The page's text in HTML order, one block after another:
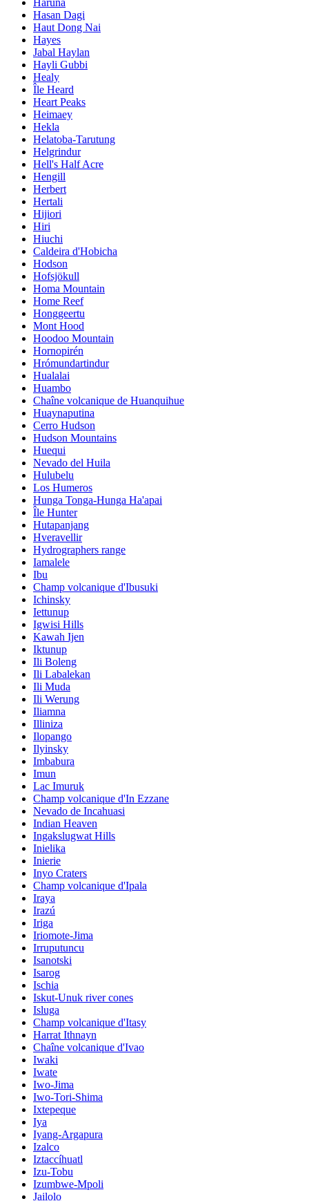
Hasan Dagi
Haut Dong Nai
Hayes
Jabal Haylan
Hayli Gubbi
Healy
Île Heard
Heart Peaks
Heimaey
Hekla
Helatoba-Tarutung
Helgrindur
Hell's Half Acre
Hengill
Herbert
Hertali
Hijiori
Hiri
Hiuchi
Caldeira d'Hobicha
Hodson
Hofsjökull
Homa Mountain
Home Reef
Honggeertu
Mont Hood
Hoodoo Mountain
Hornopirén
Hrómundartindur
Hualalai
Huambo
Chaîne volcanique de Huanquihue
Huaynaputina
Cerro Hudson
Hudson Mountains
Huequi
Nevado del Huila
Hulubelu
Los Humeros
Hunga Tonga-Hunga Ha'apai
Île Hunter
Hutapanjang
Hveravellir
Hydrographers range
Iamalele
Ibu
Champ volcanique d'Ibusuki
Ichinsky
Iettunup
Igwisi Hills
Kawah Ijen
Iktunup
Ili Boleng
Ili Labalekan
Ili Muda
Ili Werung
Iliamna
Illiniza
Ilopango
Ilyinsky
Imbabura
Imun
Lac Imuruk
Champ volcanique d'In Ezzane
Nevado de Incahuasi
Indian Heaven
Ingakslugwat Hills
Inielika
Inierie
Inyo Craters
Champ volcanique d'Ipala
Iraya
Irazú
Iriga
Iriomote-Jima
Irruputuncu
Isanotski
Isarog
Ischia
Iskut-Unuk river cones
Isluga
Champ volcanique d'Itasy
Harrat Ithnayn
Chaîne volcanique d'Ivao
Iwaki
Iwate
Iwo-Jima
Iwo-Tori-Shima
Ixtepeque
Iya
Iyang-Argapura
Izalco
Iztaccíhuatl
Izu-Tobu
Izumbwe-Mpoli
Jailolo